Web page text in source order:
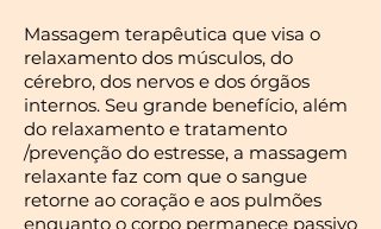
Massagem terapêutica que visa o
relaxamento dos músculos, do
cérebro, dos nervos e dos órgãos
internos. Seu grande benefício, além
do relaxamento e tratamento
/prevenção do estresse, a massagem
relaxante faz com que o sangue
retorne ao coração e aos pulmões
enquanto o corpo permanece passivo